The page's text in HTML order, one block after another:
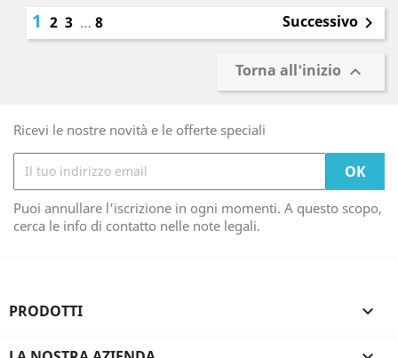
1 2 3 … 8 Successivo 
Torna all'inizio 
Ricevi le nostre novità e le offerte speciali
Puoi annullare l'iscrizione in ogni momenti. A questo scopo,
cerca le info di contatto nelle note legali.
PRODOTTI 